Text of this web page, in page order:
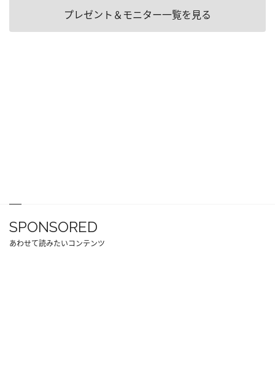
プレゼント＆モニター一覧を見る
SPONSORED
あわせて読みたいコンテンツ